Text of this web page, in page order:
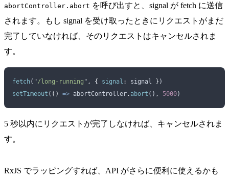
abortController.abort を呼び出すと、signal が fetch に送信
されます。もし signal を受け取ったときにリクエストがまだ
完了していなければ、そのリクエストはキャンセルされま
す。
fetch ( "/long-running " , { signal : signal } )
setTimeout ( () => abortController. abort () , 5000)
5 秒以内にリクエストが完了しなければ、キャンセルされま
す。
RxJS でラッピングすれば、API がさらに便利に使えるかも